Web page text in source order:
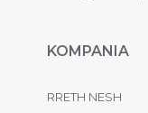
KOMPANIA
RRETH NESH